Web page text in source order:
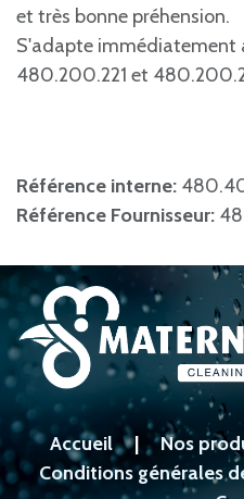
et très bonne préhension.
S'adapte immédiatement
480.200.221 et
Référence interne:
Référence Fournisseur:
Accueil|Nos
Conditions générales